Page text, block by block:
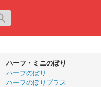
ハーフ・ミニのぼり
ハーフのぼり
ハーフのぼりプラス